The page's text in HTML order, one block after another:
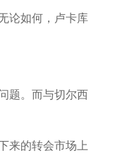
论如何，卢卡库
题。而与切尔西
来的转会市场上